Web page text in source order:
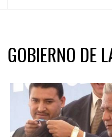
GOBIERNO DE